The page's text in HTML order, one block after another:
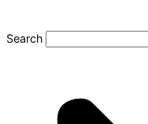
Search